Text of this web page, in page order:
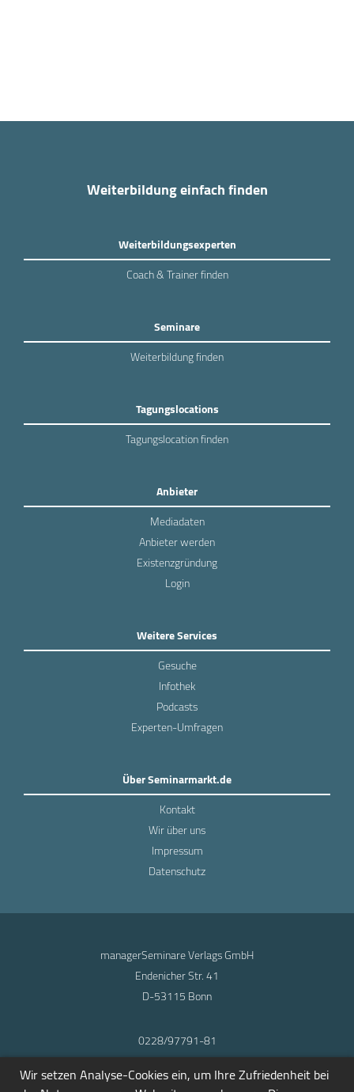
Weiterbildung einfach finden
Weiterbildungsexperten
Coach & Trainer finden
Seminare
Weiterbildung finden
Tagungslocations
Tagungslocation finden
Anbieter
Mediadaten
Anbieter werden
Existenzgründung
Login
Weitere Services
Gesuche
Infothek
Podcasts
Experten-Umfragen
Über Seminarmarkt.de
Kontakt
Wir über uns
Impressum
Datenschutz
managerSeminare Verlags GmbH
Endenicher Str. 41
D-53115 Bonn
0228/97791-81
info@seminarmarkt.de
© 2001-2026
Wir setzen Analyse-Cookies ein, um Ihre Zufriedenheit bei